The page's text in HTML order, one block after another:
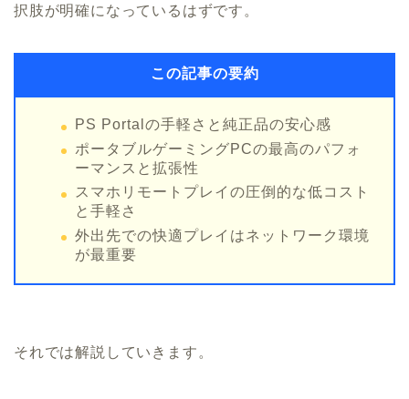
択肢が明確になっているはずです。
この記事の要約
PS Portalの手軽さと純正品の安心感
ポータブルゲーミングPCの最高のパフォ
ーマンスと拡張性
スマホリモートプレイの圧倒的な低コスト
と手軽さ
外出先での快適プレイはネットワーク環境
が最重要
それでは解説していきます。